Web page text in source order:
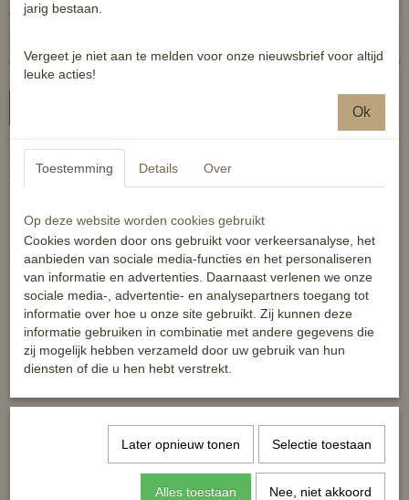
Aantal
een koordslag.
Reacties
Ook interessant
jarig bestaan.
Vergeet je niet aan te melden voor onze nieuwsbrief voor altijd
leuke acties!
Ok
Toestemming Details Over
Op deze website worden cookies gebruikt
Cookies worden door ons gebruikt voor verkeersanalyse, het
aanbieden van sociale media-functies en het personaliseren
van informatie en advertenties. Daarnaast verlenen we onze
sociale media-, advertentie- en analysepartners toegang tot
informatie over hoe u onze site gebruikt. Zij kunnen deze
informatie gebruiken in combinatie met andere gegevens die
zij mogelijk hebben verzameld door uw gebruik van hun
diensten of die u hen hebt verstrekt.
Later opnieuw tonen Selectie toestaan
Alles toestaan Nee, niet akkoord